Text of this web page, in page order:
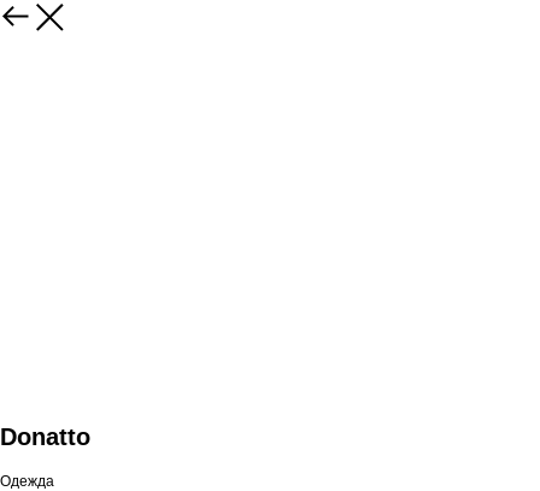
Donatto
Одежда